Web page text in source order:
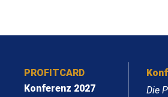
PROFITCARD
Konferenz 2027
Die